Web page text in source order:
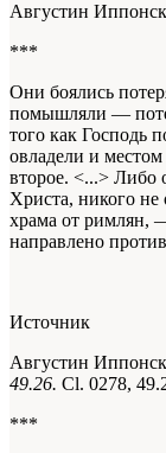
Августин
***
Они боялись
помышляли —
того как Господь
овладели и
второе. <...> Либо
Христа, никого не
храма от римлян,
направлено
Источник
Августин
49.26. Cl. 0278,
***